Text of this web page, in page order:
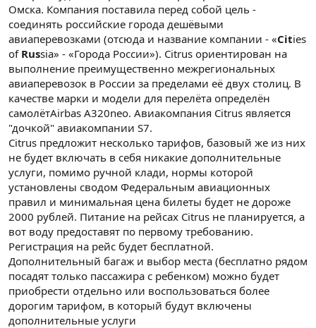
Омска. Компания поставила перед собой цель -
соединять российские города дешёвыми
авиаперевозками (отсюда и название компании - «Cities
of Russia» - «Города России»). Citrus ориентирован на
выполнение преимущественно межрегиональных
авиаперевозок в России за пределами её двух столиц. В
качестве марки и модели для перелёта определён
самолётAirbas A320neo. Авиакомпания Citrus является
"дочкой" авиакомпании S7.
Citrus предложит несколько тарифов, базовый же из них
не будет включать в себя никакие дополнительные
услуги, помимо ручной клади, нормы которой
установлены сводом Федеральным авиационных
правил и минимальная цена билеты будет не дороже
2000 рублей. Питание на рейсах Citrus не планируется, а
вот воду предоставят по первому требованию.
Регистрация на рейс будет бесплатной.
Дополнительный багаж и выбор места (бесплатно рядом
посадят только пассажира с ребенком) можно будет
приобрести отдельно или воспользоваться более
дорогим тарифом, в который будут включены
дополнительные услуги